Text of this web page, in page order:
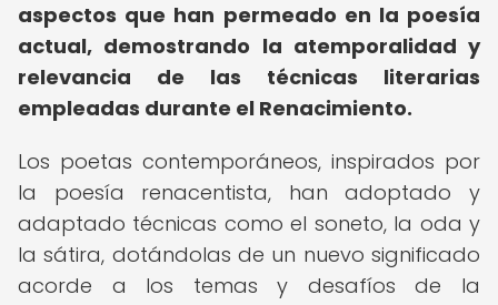
aspectos que han permeado en la poesía
actual, demostrando la atemporalidad y
relevancia de las técnicas literarias
empleadas durante el Renacimiento.
Los poetas contemporáneos, inspirados por
la poesía renacentista, han adoptado y
adaptado técnicas como el soneto, la oda y
la sátira, dotándolas de un nuevo significado
acorde a los temas y desafíos de la